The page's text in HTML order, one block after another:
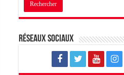
Réseaux sociaux